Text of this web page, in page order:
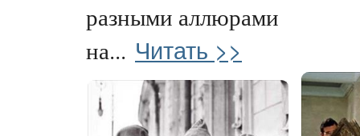
разными аллюрами
на... Читать >>